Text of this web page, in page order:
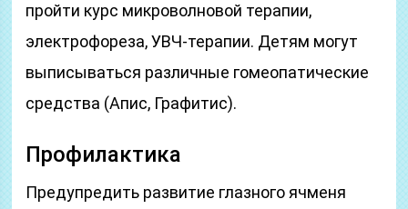
пройти курс микроволновой терапии,
электрофореза, УВЧ-терапии. Детям могут
выписываться различные гомеопатические
средства (Апис, Графитис).
Профилактика
Предупредить развитие глазного ячменя